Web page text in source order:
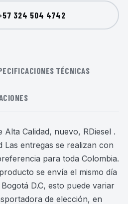
324 504 4742
TÉCNICAS
Calidad, nuevo, RDiesel .
Las entregas se realizan con
para toda Colombia.
se envía el mismo día
D.C, esto puede variar
de elección, en